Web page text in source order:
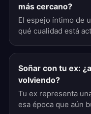
más cercano?
El espejo íntimo de
qué cualidad está
Soñar con tu ex:
volviendo?
Tu ex representa
esa época que aún